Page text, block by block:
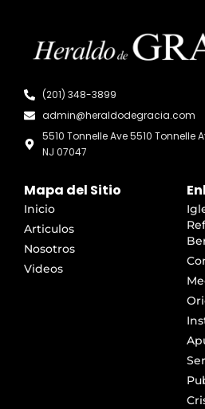
(201) 348-3899
admin@heraldodegracia.com
5510 Tonnelle Ave 5510 Tonnelle
NJ 07047
Mapa del Sitio
Inicio
Articulos
Nosotros
Videos